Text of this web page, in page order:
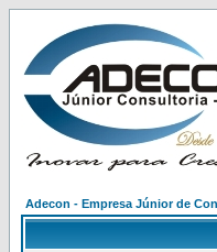
Adecon - Empresa Júnior de